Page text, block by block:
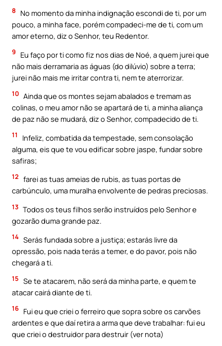
8
No momento da minha indignação escondi de ti, por um
pouco, a minha face, porém compadeci-me de ti, com um
amor eterno, diz o Senhor, teu Redentor.
9
Eu faço por ti como fiz nos dias de Noé, a quem jurei que
não mais derramaria as águas (do dilúvio) sobre a terra;
jurei não mais me irritar contra ti, nem te aterrorizar.
10 Ainda que os montes sejam abalados e tremam as
colinas, o meu amor não se apartará de ti, a minha aliança
de paz não se mudará, diz o Senhor, compadecido de ti.
11
Infeliz, combatida da tempestade, sem consolação
alguma, eis que te vou edificar sobre jaspe, fundar sobre
safiras;
12 farei as tuas ameias de rubis, as tuas portas de
carbúnculo, uma muralha envolvente de pedras preciosas.
13 Todos os teus filhos serão instruídos pelo Senhor e
gozarão duma grande paz.
14 Serás fundada sobre a justiça; estarás livre da
opressão, pois nada terás a temer, e do pavor, pois não
chegará a ti.
15 Se te atacarem, não será da minha parte, e quem te
atacar cairá diante de ti.
16 Fui eu que criei o ferreiro que sopra sobre os carvões
ardentes e que daí retira a arma que deve trabalhar: fui eu
que criei o destruidor para destruir (ver nota)